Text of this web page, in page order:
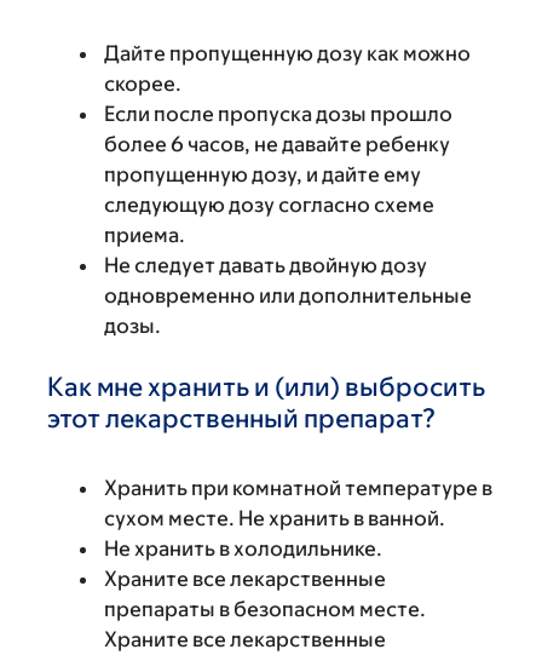
Дайте пропущенную дозу как можно
скорее.
Если после пропуска дозы прошло
более 6 часов, не давайте ребенку
пропущенную дозу, и дайте ему
следующую дозу согласно схеме
приема.
Не следует давать двойную дозу
одновременно или дополнительные
дозы.
Как мне хранить и (или) выбросить
этот лекарственный препарат?
Хранить при комнатной температуре в
сухом месте. Не хранить в ванной.
Не хранить в холодильнике.
Храните все лекарственные
препараты в безопасном месте.
Храните все лекарственные